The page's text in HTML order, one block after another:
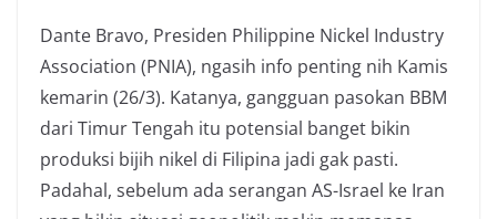
Dante Bravo, Presiden Philippine Nickel Industry
Association (PNIA), ngasih info penting nih Kamis
kemarin (26/3). Katanya, gangguan pasokan BBM
dari Timur Tengah itu potensial banget bikin
produksi bijih nikel di Filipina jadi gak pasti.
Padahal, sebelum ada serangan AS-Israel ke Iran